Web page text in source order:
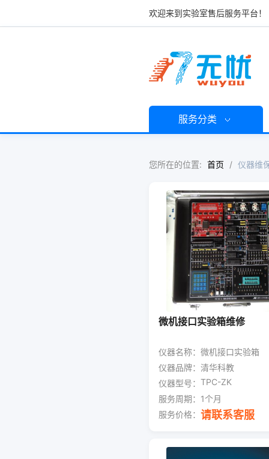
欢迎来到实验室售后服务平台！
服务分类
您所在的位置: 首页 / 仪器维
微机接口实验箱维修
仪器名称： 微机接口实验箱
仪器品牌： 清华科教
仪器型号： TPC-ZK
服务周期： 1个月
服务价格： 请联系客服